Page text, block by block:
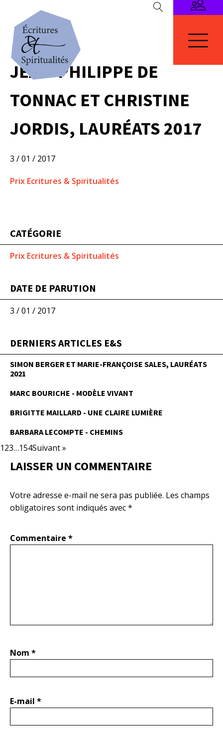
JEAN-PHILIPPE DE
TONNAC ET CHRISTINE
JORDIS, LAURÉATS 2017
3 / 01 / 2017
Prix Ecritures & Spiritualités
CATÉGORIE
Prix Ecritures & Spiritualités
DATE DE PARUTION
3 / 01 / 2017
DERNIERS ARTICLES E&S
SIMON BERGER ET MARIE-FRANÇOISE SALES, LAURÉATS
2021
MARC BOURICHE - MODÈLE VIVANT
BRIGITTE MAILLARD - UNE CLAIRE LUMIÈRE
BARBARA LECOMPTE - CHEMINS
123…154Suivant »
LAISSER UN COMMENTAIRE
Votre adresse e-mail ne sera pas publiée. Les champs
obligatoires sont indiqués avec*
Commentaire *
Nom *
E-mail *